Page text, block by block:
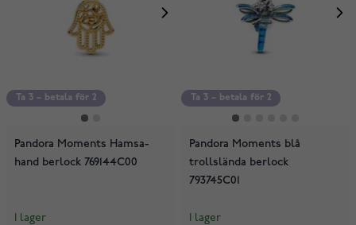
Ta 3 – betala för 2
Pandora Moments Hamsa-
hand berlock 769144C00
I lager
Ta 3 – betala för 2
Pandora Moments blå
trollslända berlock
793745C01
I lager